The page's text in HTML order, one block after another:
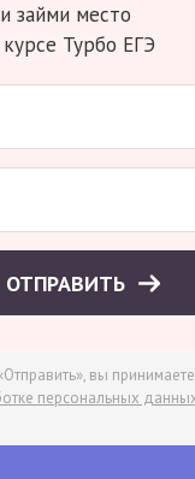
займи место
Турбо ЕГЭ
ОТПРАВИТЬ
вы принимаете
персональных